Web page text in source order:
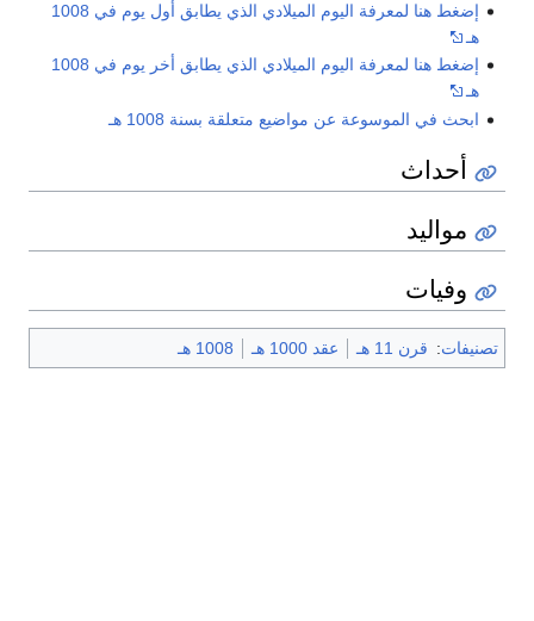
إضغط هنا لمعرفة اليوم الميلادي الذي يطابق أول يوم في 1008
هـ
إضغط هنا لمعرفة اليوم الميلادي الذي يطابق أخر يوم في 1008
هـ
ابحث في الموسوعة عن مواضيع متعلقة بسنة 1008 هـ
أحداث
مواليد
وفيات
تصنيفات: قرن 11 هـ عقد 1000 هـ 1008 هـ